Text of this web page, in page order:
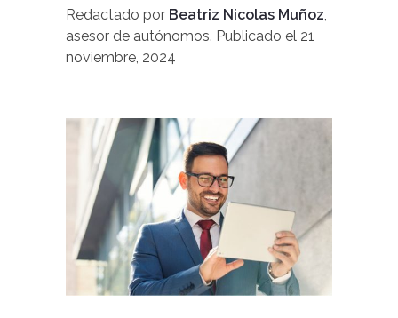
Redactado por Beatriz Nicolas Muñoz,
asesor de autónomos. Publicado el 21
noviembre, 2024